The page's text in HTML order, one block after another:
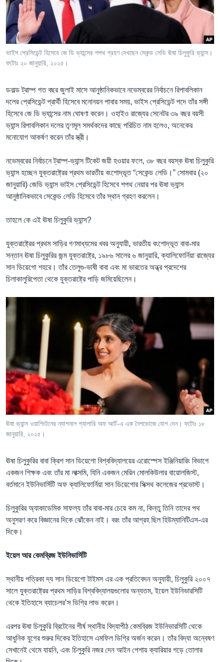
Learning English
FOLLOW US
অন্য ভাষায় ওয়েব সাইট
ভাইস প্রেসিডেন্ট হিসেবে জে ডি ভ্যান্সের শপথ গ্রহণ দেখছেন সেকন্ড লেডি ঊষা চিলুকুরি ভ্যান্স।
ফটোঃ ২০ জানুয়ারি, ২০২৫।
ডনাল্ড ট্রাম্প গত বছর জুলাই মাসে আনুষ্ঠানিকভাবে নভেম্বরের নির্বাচনে রিপাবলিকান
দলের প্রেসিডেন্ট প্রার্থী হিসেবে মনোনয়ন পাবার সময়, ভাইস প্রেসিডেন্ট পদে তাঁর সঙ্গী
হিসেবে জে ডি ভ্যান্সের নাম ঘোষণা করেন। ওহাইও রাজ্যের সেনেটর ৩৯ বছর বয়সী
ভ্যান্স রিপাবলিকান দলের তৃণমূল সমর্থকদের কাছে পরিচিত নাম হলেও, অনেকের
মনোযোগ আকর্ষণ করেন তাঁর স্ত্রী।
নভেম্বরের নির্বাচনে ট্রাম্প-ভ্যান্স টিকেট জয়ী হওয়ার ফলে, ৩৮ বছর বয়স্ক ঊষা চিলুকুরি
ভ্যান্স হচ্ছেন যুক্তরাষ্ট্রের প্রথম ভারতীয় বংশোদ্ভূত “সেকেন্ড লেডি।” সোমবার (২০
জানুয়ারি) জেডি ভ্যান্স ভাইস প্রেসিডেন্ট হিসেবে শপথ নেয়ার পর ঊষা ভ্যান্স
আনুষ্ঠানিকভাবে সেকেন্ড লেডি হিসেবে তাঁর স্থান গ্রহণ করলেন।
তাহলে কে এই ঊষা চিলুকুরি ভ্যান্স?
যুক্তরাষ্ট্রের প্রথম সাড়ির গণমাধ্যমের খবর অনুযায়ী, ভারতীয় বংশোদ্ভূত বাবা-মার
সন্তান ঊষা চিলুকুরির জন্ম যুক্তরাষ্ট্রে, ১৯৮৬ সালের ৬ জানুয়ারি, ক্যালিফোর্নিয়া রাজ্যের
সান ডিয়েগো শহরে। তাঁর তেলুগু-ভাষী বাবা এবং মা ভারতের অন্ধ্র প্রদেশের
চিলাকালুরিপেতা থেকে যুক্তরাষ্ট্রে পাড়ি জমিয়েছিলেন।
ঊষা ভ্যান্স ওয়াশিংটনের ন্যাশনাল গ্যালারি অফ আর্ট-এ এক নৈশভোজে যোগ দেন। ফটোঃ ১৮
জানুয়ারি, ২০২৫।
ঊষা চিলুকুরির বাবা ক্রিশ সান ডিয়েগো বিশ্ববিদ্যালয়ের এরোস্পেস ইঞ্জিনিয়ারিং বিভাগে
একজন শিক্ষক এবং তাঁর মা লাক্সমি, যিনি একজন মেরিন মোলকিউলার বায়োলজিস্ট,
বর্তমানে ইউনিভার্সিটি অফ ক্যালিফোর্নিয়া সান ডিয়েগোর সিক্সথ কলেজের প্রভোস্ট।
চিলুকুরির অ্যাকাডেমিক সাফল্য তাঁর বাবা-মার চেয়ে কম না, কিন্তু তিনি তাদের পথ
অনুসরণ করে বিজ্ঞানের দিকে ঝোঁকেন নাই। বরং তাঁর আগ্রহ ছিল হিউম্যানিটিএস-এর
দিকে।
ইয়েল আর কেমব্রিজ ইউনিভার্সিটি
স্থানীয় পত্রিকা দ্য সান ডিয়েগো টাইমস এর এক প্রতিবেদন অনুযায়ী, চিলুকুরি ২০০৭
সালে যুক্তরাষ্ট্রের প্রথম সাড়ির বিশ্ববিদ্যালয়গুলোর অন্যতম, ইয়েল ইউনিভারসিটি
থেকে ইতিহাসে ব্যাচেলর’স ডিগ্রি লাভ করেন।
এরপর ঊষা চিলুকুরি ব্রিটেনের শীর্ষ স্থানীয় বিদ্যাপীঠ কেমব্রিজ ইউনিভারসিটি থেকে
আধুনিক যুগের শুরুর দিকের ইতিহাসে এমফিল ডিগ্রি অর্জন করেন। তাঁর বিদ্যা অন্বেষণ
সেখানেই থেমে যায়নি, এবং চিলুকুরি নজর দেন আইন পেশায় ক্যারিয়ার গড়ে তোলার